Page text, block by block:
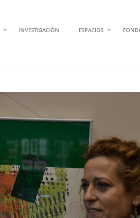
INVESTIGACIÓN ESPACIOS